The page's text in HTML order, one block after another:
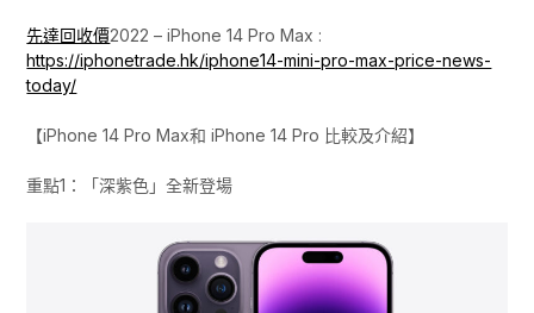
先達回收價2022 – iPhone 14 Pro Max :
https://iphonetrade.hk/iphone14-mini-pro-max-price-news-
today/
【iPhone 14 Pro Max和 iPhone 14 Pro 比較及介紹】
重點1：「深紫色」全新登場